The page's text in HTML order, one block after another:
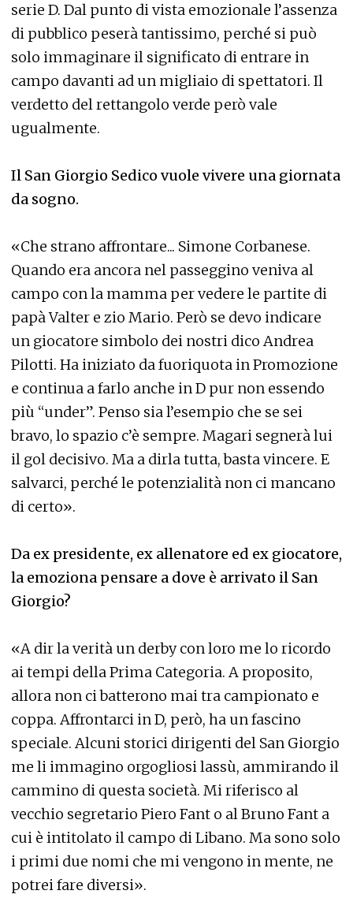
serie D. Dal punto di vista emozionale l’assenza
di pubblico peserà tantissimo, perché si può
solo immaginare il significato di entrare in
campo davanti ad un migliaio di spettatori. Il
verdetto del rettangolo verde però vale
ugualmente.
Il San Giorgio Sedico vuole vivere una giornata
da sogno.
«Che strano affrontare... Simone Corbanese.
Quando era ancora nel passeggino veniva al
campo con la mamma per vedere le partite di
papà Valter e zio Mario. Però se devo indicare
un giocatore simbolo dei nostri dico Andrea
Pilotti. Ha iniziato da fuoriquota in Promozione
e continua a farlo anche in D pur non essendo
più “under”. Penso sia l’esempio che se sei
bravo, lo spazio c’è sempre. Magari segnerà lui
il gol decisivo. Ma a dirla tutta, basta vincere. E
salvarci, perché le potenzialità non ci mancano
di certo».
Da ex presidente, ex allenatore ed ex giocatore,
la emoziona pensare a dove è arrivato il San
Giorgio?
«A dir la verità un derby con loro me lo ricordo
ai tempi della Prima Categoria. A proposito,
allora non ci batterono mai tra campionato e
coppa. Affrontarci in D, però, ha un fascino
speciale. Alcuni storici dirigenti del San Giorgio
me li immagino orgogliosi lassù, ammirando il
cammino di questa società. Mi riferisco al
vecchio segretario Piero Fant o al Bruno Fant a
cui è intitolato il campo di Libano. Ma sono solo
i primi due nomi che mi vengono in mente, ne
potrei fare diversi».